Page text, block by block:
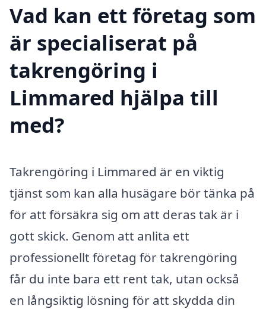
Vad kan ett företag som
är specialiserat på
takrengöring i
Limmared hjälpa till
med?
Takrengöring i Limmared är en viktig
tjänst som kan alla husägare bör tänka på
för att försäkra sig om att deras tak är i
gott skick. Genom att anlita ett
professionellt företag för takrengöring
får du inte bara ett rent tak, utan också
en långsiktig lösning för att skydda din